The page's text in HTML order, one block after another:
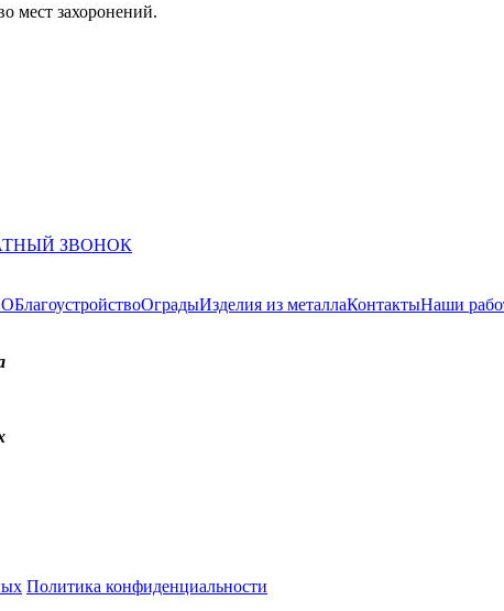
мест захоронений.
ЗВОНОК
БлагоустройствоОградыИзделия из металлаКонтактыНаши
Политика конфиденциальности